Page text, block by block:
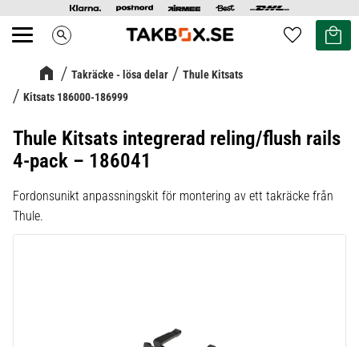
Meny search Favoriter
Kundvagn
Takräcke - lösa delar
Thule Kitsats
Kitsats 186000-186999
Thule Kitsats integrerad reling/flush rails
4-pack – 186041
Fordonsunikt anpassningskit för montering av ett takräcke från
Thule.